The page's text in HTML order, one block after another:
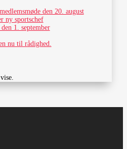
den 20. august
ny sportschef
1. september
nu til rådighed.